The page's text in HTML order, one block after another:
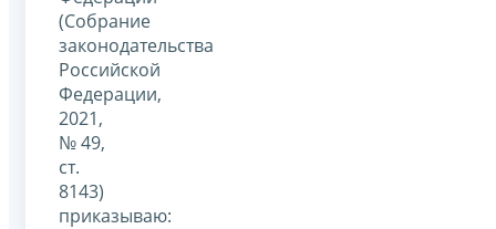
(Собрание
законодательства
Российской
Федерации,
2021,
№ 49,
ст.
8143)
приказываю: